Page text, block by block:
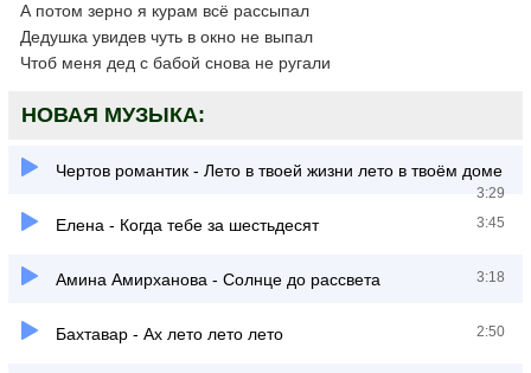
А потом зерно я курам всё рассыпал
Дедушка увидев чуть в окно не выпал
Чтоб меня дед с бабой снова не ругали
НОВАЯ МУЗЫКА:
Чертов романтик - Лето в твоей жизни лето в твоём доме
3:29
Елена - Когда тебе за шестьдесят 3:45
Амина Амирханова - Солнце до рассвета 3:18
Бахтавар - Ах лето лето лето 2:50